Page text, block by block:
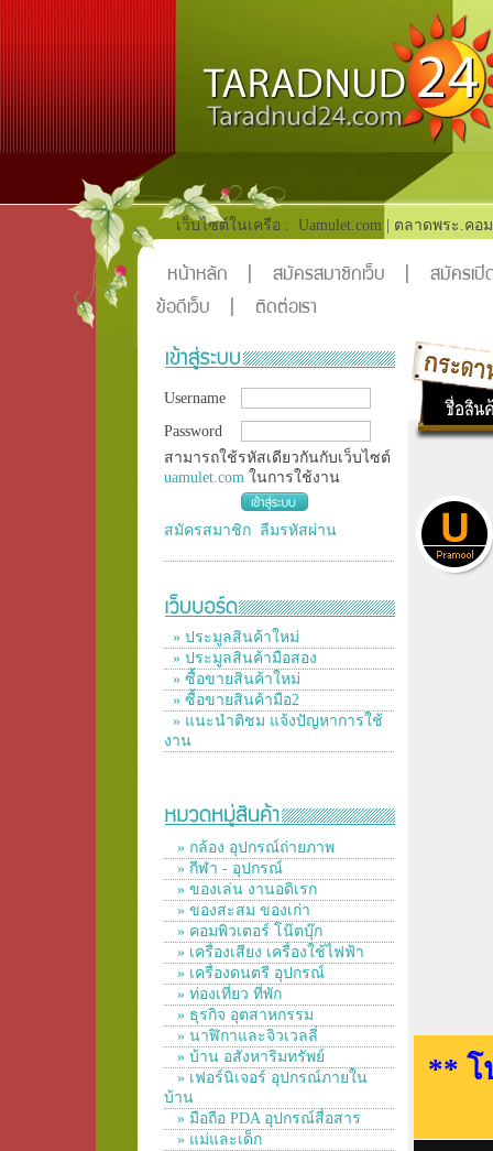
เว็บไซต์ในเครือ : Uamulet.com ตลาดพระ.คอม
หน้าหลัก สมัครสมาชิกเว็บ
สมัครเปิ
ข้อดีเว็บ
ติดต่อเรา
Username
Password
สามารถใช้รหัสเดียวกันกับเว็บไซต์
uamulet.com ในการใช้งาน
สมัครสมาชิก ลืมรหัสผ่าน
» ประมูลสินค้าใหม่
» ประมูลสินค้ามือสอง
» ซื้อขายสินค้าใหม่
» ซื้อขายสินค้ามือ2
» แนะนำติชม แจ้งปัญหาการใช้
งาน
» กล้อง อุปกรณ์ถ่ายภาพ
» กีฬา - อุปกรณ์
» ของเล่น งานอดิเรก
» ของสะสม ของเก่า
» คอมพิวเตอร์ โน๊ตบุ๊ก
» เครื่องเสียง เครื่องใช้ไฟฟ้า
» เครื่องดนตรี อุปกรณ์
» ท่องเที่ยว ที่พัก
» ธุรกิจ อุตสาหกรรม
» นาฬิกาและจิวเวลลี่
» บ้าน อสังหาริมทรัพย์
» เฟอร์นิเจอร์ อุปกรณ์ภายใน
บ้าน
» มือถือ PDA อุปกรณ์สื่อสาร
» แม่และเด็ก
** โ